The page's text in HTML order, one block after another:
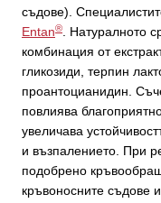
съдове).
Entan®
. Натуралното
комбинация от
гликозиди, терпин
проантоцианидин.
повлиява
увеличава
и възпалението. При
подобрено
кръвоносните съдове